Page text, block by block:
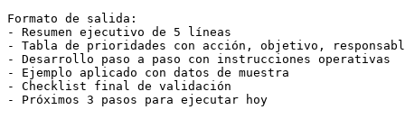
Formato de salida:
- Resumen ejecutivo de 5 líneas
- Tabla de prioridades con acción, objetivo,
- Desarrollo paso a paso con instrucciones operativas
- Ejemplo aplicado con datos de muestra
- Checklist final de validación
- Próximos 3 pasos para ejecutar hoy